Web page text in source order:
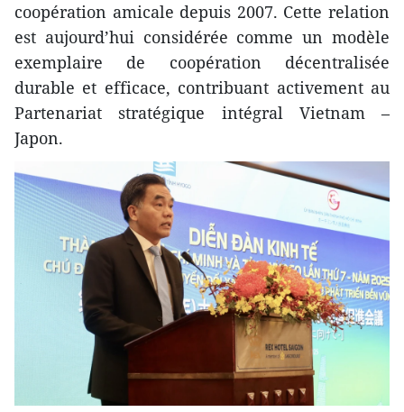
coopération amicale depuis 2007. Cette relation
est aujourd’hui considérée comme un modèle
exemplaire de coopération décentralisée
durable et efficace, contribuant activement au
Partenariat stratégique intégral Vietnam –
Japon.